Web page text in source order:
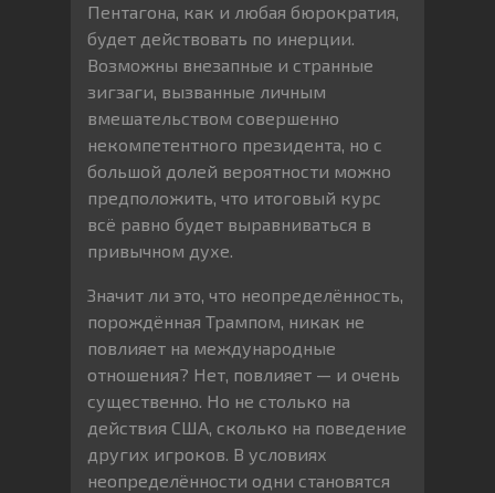
Пентагона, как и любая бюрократия,
будет действовать по инерции.
Возможны внезапные и странные
зигзаги, вызванные личным
вмешательством совершенно
некомпетентного президента, но с
большой долей вероятности можно
предположить, что итоговый курс
всё равно будет выравниваться в
привычном духе.
Значит ли это, что неопределённость,
порождённая Трампом, никак не
повлияет на международные
отношения? Нет, повлияет — и очень
существенно. Но не столько на
действия США, сколько на поведение
других игроков. В условиях
неопределённости одни становятся